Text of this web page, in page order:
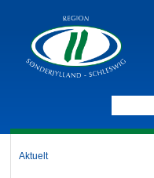
Aktuelt